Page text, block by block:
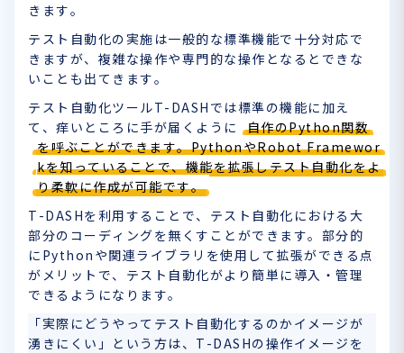
きます。
テスト自動化の実施は一般的な標準機能で十分対応で
きますが、複雑な操作や専門的な操作となるとできな
いことも出てきます。
テスト自動化ツールT-DASHでは標準の機能に加え
て、痒いところに手が届くように
自作のPython関数
を呼ぶことができます。PythonやRobot Framewor
kを知っていることで、機能を拡張しテスト自動化をよ
り柔軟に作成が可能です。
T-DASHを利用することで、テスト自動化における大
部分のコーディングを無くすことができます。部分的
にPythonや関連ライブラリを使用して拡張ができる点
がメリットで、テスト自動化がより簡単に導入・管理
できるようになります。
「実際にどうやってテスト自動化するのかイメージが
湧きにくい」という方は、T-DASHの操作イメージを